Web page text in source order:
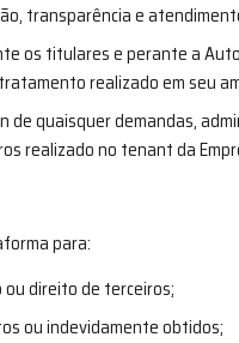
transparência e
os titulares e perante a
realizado em seu
de quaisquer demandas,
realizado no tenant da
para:
direito de terceiros;
ou indevidamente obtidos;